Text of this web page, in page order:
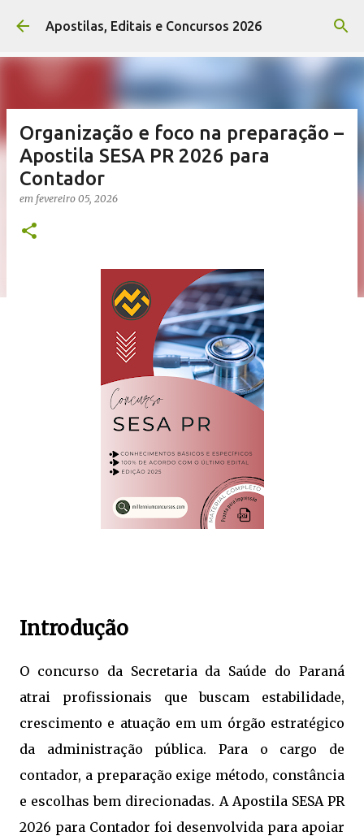
Pular para o conteúdo principal
Apostilas, Editais e Concursos 2026
Organização e foco na preparação –
Apostila SESA PR 2026 para
Contador
em fevereiro 05, 2026
Introdução
O concurso da Secretaria da Saúde do Paraná
atrai profissionais que buscam estabilidade,
crescimento e atuação em um órgão estratégico
da administração pública. Para o cargo de
contador, a preparação exige método, constância
e escolhas bem direcionadas. A Apostila SESA PR
2026 para Contador foi desenvolvida para apoiar